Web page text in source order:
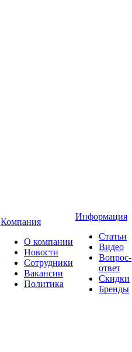
Компания
О компании
Новости
Сотрудники
Вакансии
Политика
Информация
Статьи
Видео
Вопрос-
ответ
Скидки
Бренды